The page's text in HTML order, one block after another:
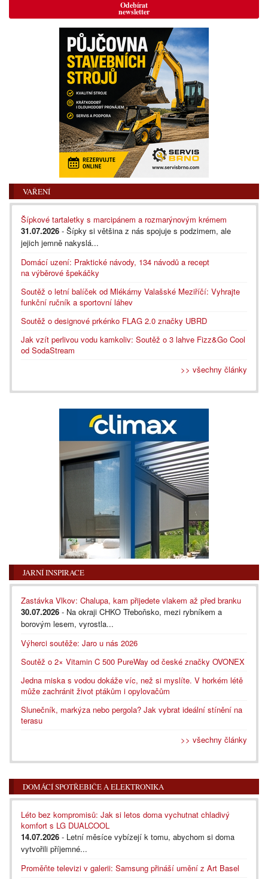
Odebírat
newsletter
VAŘENÍ
Šípkové tartaletky s marcipánem a rozmarýnovým krémem
31.07.2026 - Šípky si většina z nás spojuje s podzimem, ale
jejich jemně nakyslá...
Domácí uzení: Praktické návody, 134 návodů a recept
na výběrové špekáčky
Soutěž o letní balíček od Mlékárny Valašské Meziříčí: Vyhrajte
funkční ručník a sportovní láhev
Soutěž o designové prkénko FLAG 2.0 značky UBRD
Jak vzít perlivou vodu kamkoliv: Soutěž o 3 lahve Fizz&Go Cool
od SodaStream
>> všechny články
JARNÍ INSPIRACE
Zastávka Vlkov: Chalupa, kam přijedete vlakem až před branku
30.07.2026 - Na okraji CHKO Třeboňsko, mezi rybníkem a
borovým lesem, vyrostla...
Výherci soutěže: Jaro u nás 2026
Soutěž o 2× Vitamin C 500 PureWay od české značky OVONEX
Jedna miska s vodou dokáže víc, než si myslíte. V horkém létě
může zachránit život ptákům i opylovačům
Slunečník, markýza nebo pergola? Jak vybrat ideální stínění na
terasu
>> všechny články
DOMÁCÍ SPOTŘEBIČE A ELEKTRONIKA
Léto bez kompromisů: Jak si letos doma vychutnat chladivý
komfort s LG DUALCOOL
14.07.2026 - Letní měsíce vybízejí k tomu, abychom si doma
vytvořili příjemné...
Proměňte televizi v galerii: Samsung přináší umění z Art Basel